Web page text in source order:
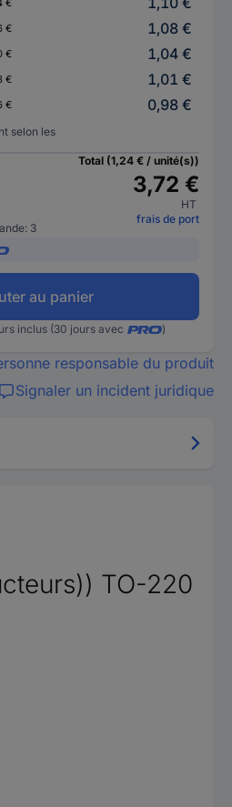
€
€
1,08 €
€
1,04 €
€
1,01 €
€ 0,98 €
selon les
3
Total (1,24 € / unité(s))
3,72 €
HT
frais de port
au panier
inclus (30 jours avec )
responsable du produit
Signaler un incident juridique
TO-220